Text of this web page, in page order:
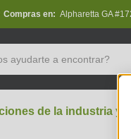
Compras en: Alpharetta GA
de la industria y